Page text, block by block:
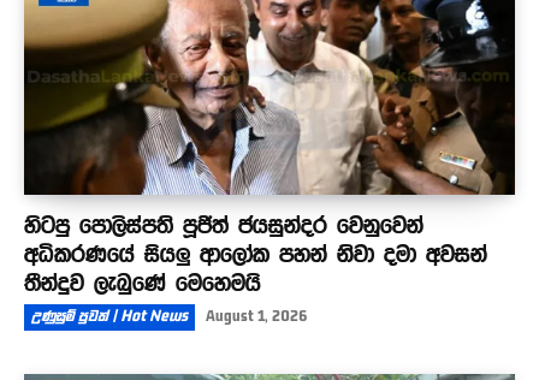
හිටපු පොලිස්පති පූජිත් ජයසුන්දර වෙනුවෙන්
අධිකරණයේ සියලු ආලෝක පහන් නිවා දමා අවසන්
තීන්දුව ලැබුණේ මෙහෙමයි
උණුසුම් පුවත් | Hot News August 1, 2026